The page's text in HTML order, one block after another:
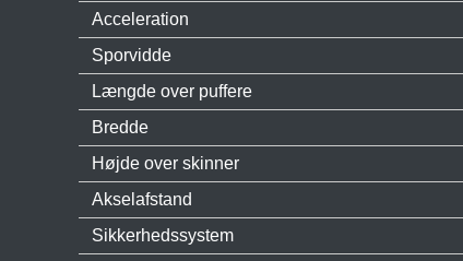
Acceleration
Sporvidde
Længde over puffere
Bredde
Højde over skinner
Akselafstand
Sikkerhedssystem